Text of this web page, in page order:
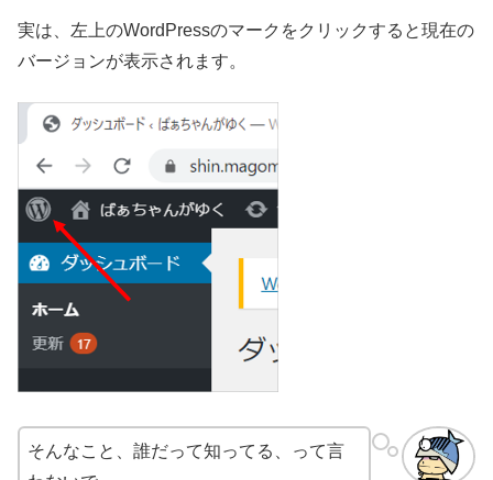
実は、左上のWordPressのマークをクリックすると現在の
バージョンが表示されます。
そんなこと、誰だって知ってる、って言